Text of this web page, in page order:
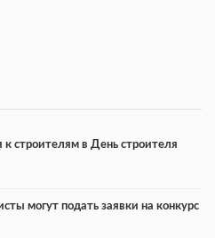
к строителям в День строителя
могут подать заявки на конкурс